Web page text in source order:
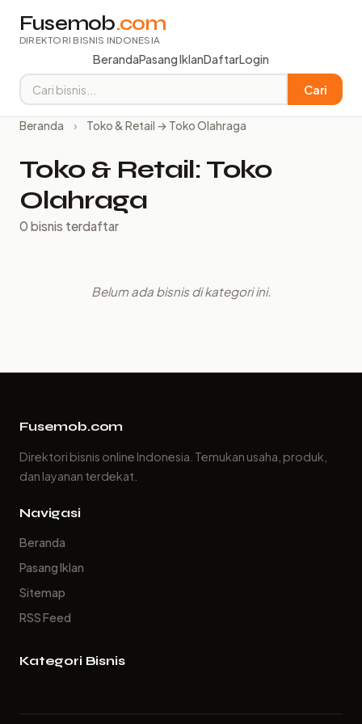
Fusemob.com
DIREKTORI BISNIS INDONESIA
BerandaPasang IklanDaftarLogin
Cari
Beranda › Toko & Retail → Toko Olahraga
Toko & Retail: Toko
Olahraga
0 bisnis terdaftar
Belum ada bisnis di kategori ini.
Fusemob.com
Direktori bisnis online Indonesia. Temukan usaha, produk,
dan layanan terdekat.
Navigasi
Beranda
Pasang Iklan
Sitemap
RSS Feed
Kategori Bisnis